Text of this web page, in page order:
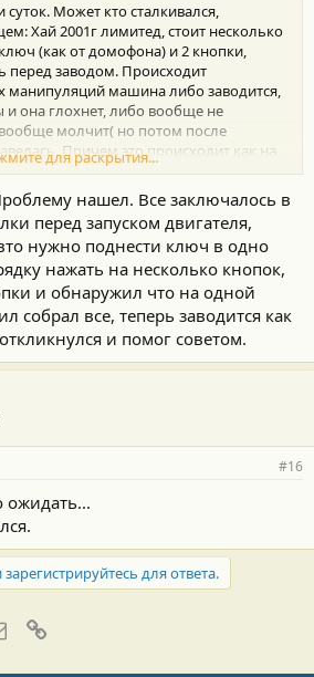
Может кто сталкивался,
Хай 2001г лимитед, стоит несколько
(как от домофона) и 2 кнопки,
перед заводом. Происходит
манипуляций машина либо заводится,
она глохнет, либо вообще не
вообще молчит( но потом после
Причем это происходит как на
двигателе, т.е заглушил, сходил в
со 2-3 раза заводится. В чем дело?
еще что? Кто сталкивался? Спасибо
для раскрытия...
нашел. Все заключалось в
перед запуском двигателя,
нужно поднести ключ в одно
нажать на несколько кнопок,
и обнаружил что на одной
собрал все, теперь заводится как
и помог советом.
#16
ожидать...
для ответа.
Электронная почта